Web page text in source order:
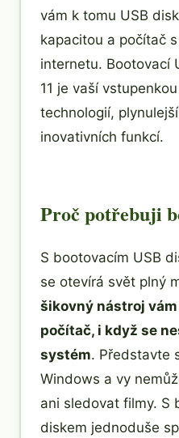
vám k tomu USB
kapacitou a počítač
internetu. Bootovací
11 je vaší
technologií,
inovativních funkcí.
Proč potřebuji
S bootovacím USB
se otevírá svět plný
šikovný nástroj
počítač, i když se
systém. Představte
Windows a vy
ani sledovat filmy. S
diskem jednoduše